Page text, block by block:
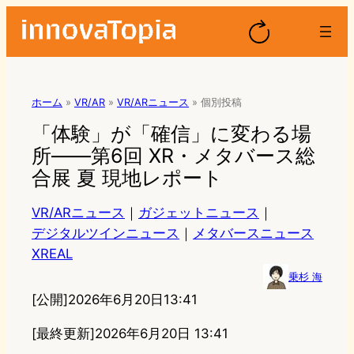
ホーム » VR/AR » VR/ARニュース » 個別投稿
「体験」が「確信」に変わる場
所——第6回 XR・メタバース総
合展 夏 現地レポート
VR/ARニュース ｜ ガジェットニュース ｜
デジタルツインニュース ｜ メタバースニュース
XREAL
乗杉 海
[公開]2026年6月20日13:41
[最終更新]2026年6月20日 13:41